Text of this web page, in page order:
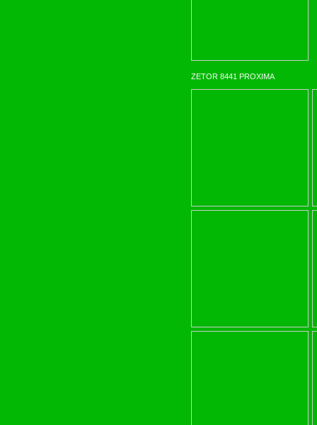
ZETOR 8441 PROXIMA